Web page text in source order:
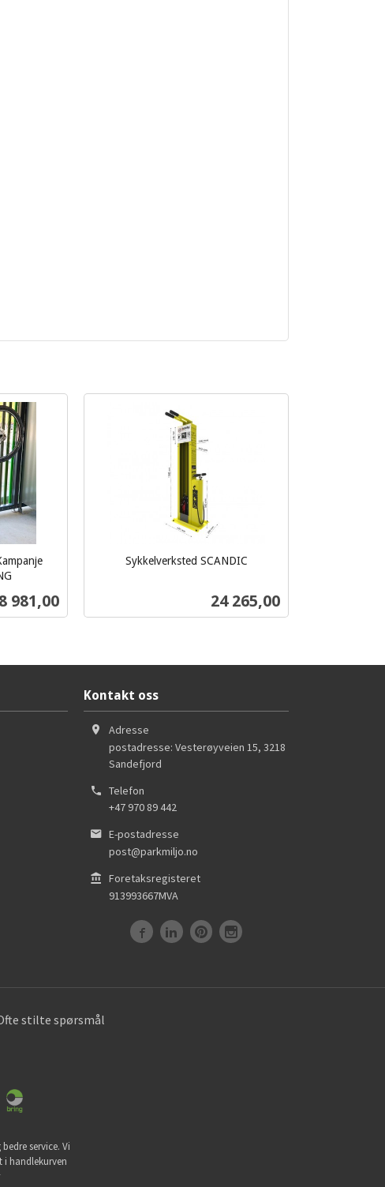
981,00
Sykkelverksted SCANDIC
Pris
24 265,00
Kontakt oss
Adresse
postadresse: Vesterøyveien 15, 3218
Sandefjord
Telefon
+47 970 89 442
E-postadresse
post@parkmiljo.no
Foretaksregisteret
913993667MVA
stilte spørsmål
service. Vi
i handlekurven